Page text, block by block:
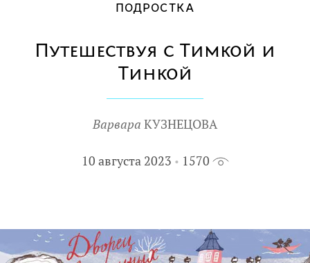
ПОДРОСТКА
Путешествуя с Тимкой и
Тинкой
Варвара КУЗНЕЦОВА
10 августа 2023 1570